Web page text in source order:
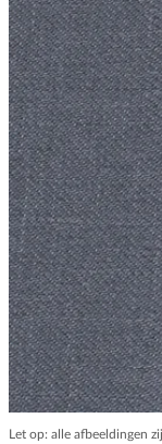
Let op: alle afbeeldingen